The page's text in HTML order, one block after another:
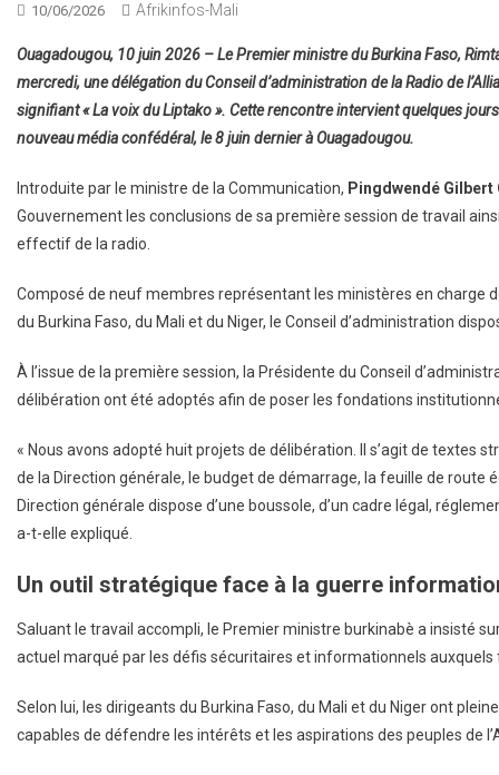
10/06/2026 Afrikinfos-Mali
Ouagadougou, 10 juin 2026 – Le Premier ministre du Burkina Faso,
mercredi, une délégation du Conseil d’administration de la Radio de
signifiant « La voix du Liptako ». Cette rencontre intervient quelques
nouveau média confédéral, le 8 juin dernier à Ouagadougou.
Introduite par le ministre de la Communication, Pingdwendé
Gouvernement les conclusions de sa première session de travail
effectif de la radio.
Composé de neuf membres représentant les ministères en charge
du Burkina Faso, du Mali et du Niger, le Conseil d’administration
À l’issue de la première session, la Présidente du Conseil
délibération ont été adoptés afin de poser les fondations
« Nous avons adopté huit projets de délibération. Il s’agit de textes
de la Direction générale, le budget de démarrage, la feuille de route
Direction générale dispose d’une boussole, d’un cadre légal,
a-t-elle expliqué.
Un outil stratégique face à la guerre
Saluant le travail accompli, le Premier ministre burkinabè a insisté
actuel marqué par les défis sécuritaires et informationnels auxquels
Selon lui, les dirigeants du Burkina Faso, du Mali et du Niger ont
capables de défendre les intérêts et les aspirations des peuples de